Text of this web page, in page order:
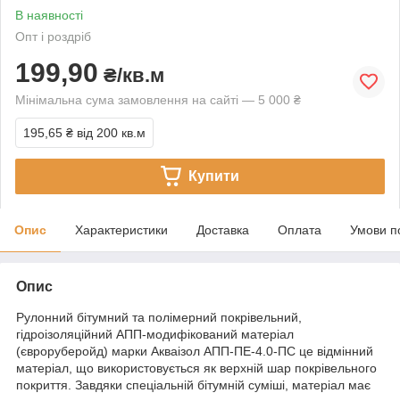
В наявності
Опт і роздріб
199,90 ₴/кв.м
Мінімальна сума замовлення на сайті — 5 000 ₴
195,65 ₴ від 200 кв.м
Купити
Опис Характеристики Доставка Оплата Умови
Опис
Рулонний бітумний та полімерний покрівельний,
гідроізоляційний АПП-модифікований матеріал
(євроруберойд) марки Акваізол АПП-ПЕ-4.0-ПС це відмінний
матеріал, що використовується як верхній шар покрівельного
покриття. Завдяки спеціальній бітумній суміші, матеріал має